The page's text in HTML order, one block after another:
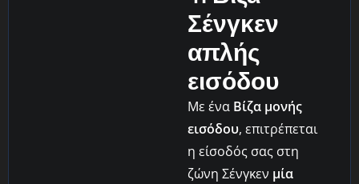
Σένγκεν
απλής
εισόδου
Με ένα Βίζα μονής
εισόδου, επιτρέπεται
η είσοδός σας στη
ζώνη Σένγκεν μία